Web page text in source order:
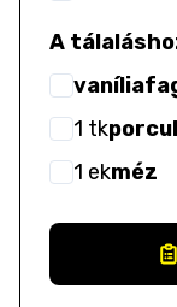
A
1 tk
1 ekméz